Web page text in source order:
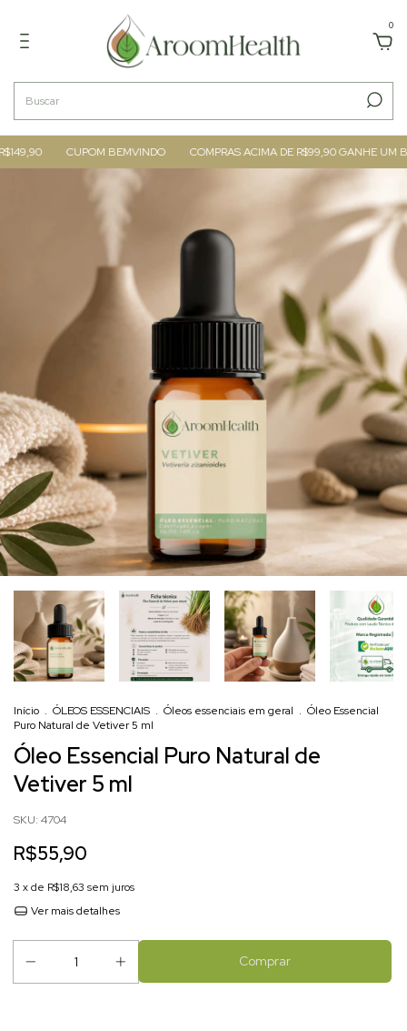
0
CUPOM BEMVINDO COMPRAS ACIMA DE R$99,90 GANHE UM
Início . ÓLEOS ESSENCIAIS . Óleos essenciais em geral . Óleo Essencial
Puro Natural de Vetiver 5 ml
Óleo Essencial Puro Natural de
Vetiver 5 ml
SKU: 4704
R$55,90
3 x de R$18,63 sem juros
Ver mais detalhes